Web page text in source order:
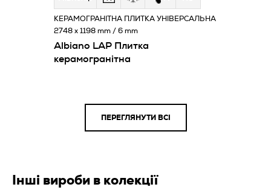
Albiano LAP Плитка
керамогранітна
КЕРАМОГРАНІТНА ПЛИТКА УНІВЕРСАЛЬНА
2748 x 1198 mm / 6 mm
ПЕРЕГЛЯНУТИ ВСІ
Інші вироби в колекції